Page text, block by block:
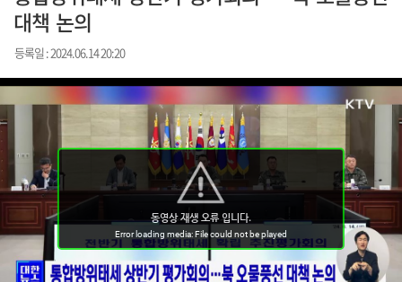
대책 논의
등록일 : 2024.06.14 20:20